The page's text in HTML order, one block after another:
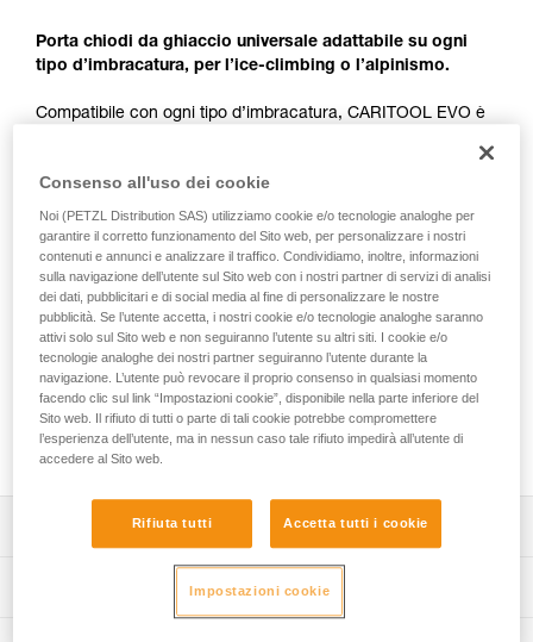
Porta chiodi da ghiaccio universale adattabile su ogni
tipo d’imbracatura, per l’ice-climbing o l’alpinismo.
Compatibile con ogni tipo d’imbracatura, CARITOOL EVO è
l’alpinismo per completare il portamateriale. Fissato sulla
cintura dell’imbracatura permette di recuperare, riporre e
selezionare il materiale con una sola mano. Grazie ad esso,
si possono facilmente agganciare o prendere chiodi,
piccozza o martello. È possibile posizionare vari CARITOOL
EVO sulla cintura dell’imbracatura.
Avete bisogno d'aiuto per trovare l'imbragatura che fa per
voi?
TROVARE L'IMBRAGATURA GIUSTA
- si posiziona facilmente sulla cintura dell’imbracatura,
- compatibile con ogni tipo d’imbracatura, con o senza
Specifiche tecniche
Consenso all'uso dei cookie
Noi (PETZL Distribution SAS) utilizziamo cookie e/o tecnologie analoghe per
garantire il corretto funzionamento del Sito web, per personalizzare i nostri
contenuti e annunci e analizzare il traffico. Condividiamo, inoltre, informazioni
sulla navigazione dell’utente sul Sito web con i nostri partner di servizi di analisi
dei dati, pubblicitari e di social media al fine di personalizzare le nostre
pubblicità. Se l’utente accetta, i nostri cookie e/o tecnologie analoghe saranno
attivi solo sul Sito web e non seguiranno l’utente su altri siti. I cookie e/o
tecnologie analoghe dei nostri partner seguiranno l’utente durante la
navigazione. L’utente può revocare il proprio consenso in qualsiasi momento
facendo clic sul link “Impostazioni cookie”, disponibile nella parte inferiore del
Sito web. Il rifiuto di tutti o parte di tali cookie potrebbe compromettere
l’esperienza dell’utente, ma in nessun caso tale rifiuto impedirà all’utente di
accedere al Sito web.
Rifiuta tutti Accetta tutti i cookie
Impostazioni cookie